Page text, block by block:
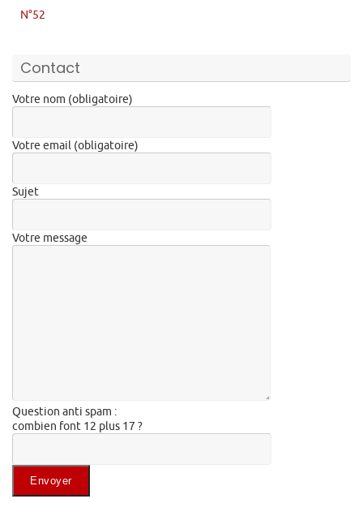
N°52
Contact
Votre nom (obligatoire)
Votre email (obligatoire)
Sujet
Votre message
Question anti spam :
combien font 12 plus 17 ?